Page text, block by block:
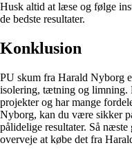
Husk altid at læse og følge
de bedste resultater.
Konklusion
PU skum fra Harald Nyborg
isolering, tætning og limning.
projekter og har mange
Nyborg, kan du være sikker
pålidelige resultater. Så
overveje at købe det fra